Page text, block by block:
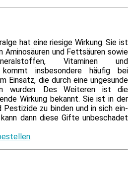
hat ei­ne rie­si­ge Wirkung. Sie ist
Aminosäuren und Fettsäuren so­wie
Vitaminen und
kommt ins­be­son­de­re häu­fig bei
Einsatz, die durch ei­ne un­ge­sun­de
wur­den. Des Weiteren ist die
Wirkung be­kannt. Sie ist in der
Pestizide zu bin­den und in sich ein­
dann die­se Gifte un­be­scha­det
.